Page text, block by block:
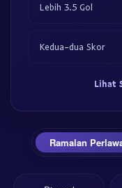
Lebih 3.5 Gol
Kedua-dua Skor
Lihat
Ramalan